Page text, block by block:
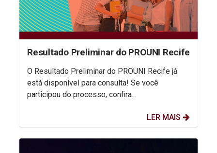
Resultado Preliminar do PROUNI Recife
O Resultado Preliminar do PROUNI Recife já
está disponível para consulta! Se você
participou do processo, confira...
LER MAIS